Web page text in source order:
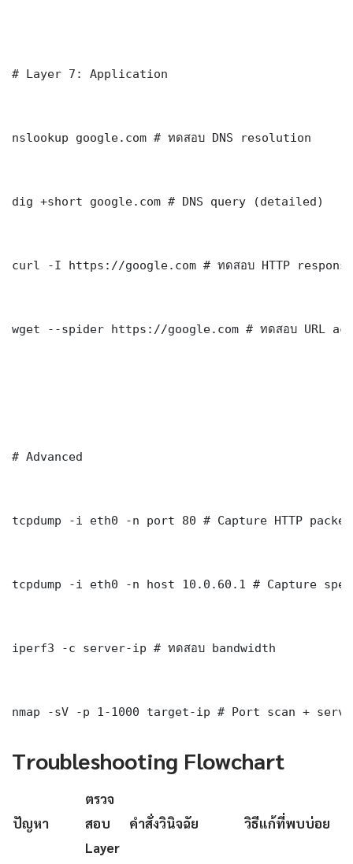
# Layer 7: Application
nslookup google.com # ทดสอบ DNS resolution
dig +short google.com # DNS query (detailed)
curl -I https://google.com # ทดสอบ HTTP
wget --spider https://google.com # ทดสอบ URL
# Advanced
tcpdump -i eth0 -n port 80 # Capture HTTP
tcpdump -i eth0 -n host 10.0.60.1 # Capture
iperf3 -c server-ip # ทดสอบ bandwidth
nmap -sV -p 1-1000 target-ip # Port scan +
Troubleshooting Flowchart
ปัญหา
ตรวจ
สอบ
Layer
คำสั่งวินิจฉัย วิธีแก้ที่พบบ่อย